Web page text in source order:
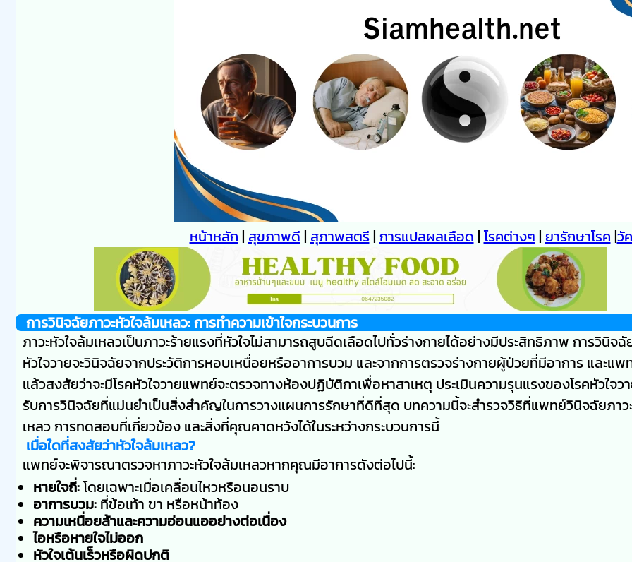
หน้าหลัก|สุขภาพดี|สุภาพสตรี|การแปลผลเลือด|โรคต่างๆ|ยารักษาโรค|วั
การวินิจฉัยภาวะหัวใจล้มเหลว: การทำความเข้าใจกระบวนการ
ภาวะหัวใจล้มเหลวเป็นภาวะร้ายแรงที่หัวใจไม่สามารถสูบฉีดเลือดไปทั่วร่างกายได้อย่างมีประสิทธิภาพ การวินิจฉั
หัวใจวายจะวินิจฉัยจากประวัติการหอบเหนื่อยหรืออาการบวม และจากการตรวจร่างกายผู้ป่วยที่มีอาการ และแ
แล้วสงสัยว่าจะมีโรคหัวใจวายแพทย์จะตรวจทางห้องปฏิบัติกาเพื่อหาสาเหตุ ประเมินความรุนแรงของโรคหัวใจว
รับการวินิจฉัยที่แม่นยำเป็นสิ่งสำคัญในการวางแผนการรักษาที่ดีที่สุด บทความนี้จะสำรวจวิธีที่แพทย์วินิจฉัยภาว
เหลว การทดสอบที่เกี่ยวข้อง และสิ่งที่คุณคาดหวังได้ในระหว่างกระบวนการนี้
เมื่อใดที่สงสัยว่าหัวใจล้มเหลว?
แพทย์จะพิจารณาตรวจหาภาวะหัวใจล้มเหลวหากคุณมีอาการดังต่อไปนี้:
หายใจถี่:โดยเฉพาะเมื่อเคลื่อนไหวหรือนอนราบ
อาการบวม: ที่ข้อเท้า ขา หรือหน้าท้อง
ความเหนื่อยล้าและความอ่อนแออย่างต่อเนื่อง
ไอหรือหายใจไม่ออก
หัวใจเต้นเร็วหรือผิดปกติ